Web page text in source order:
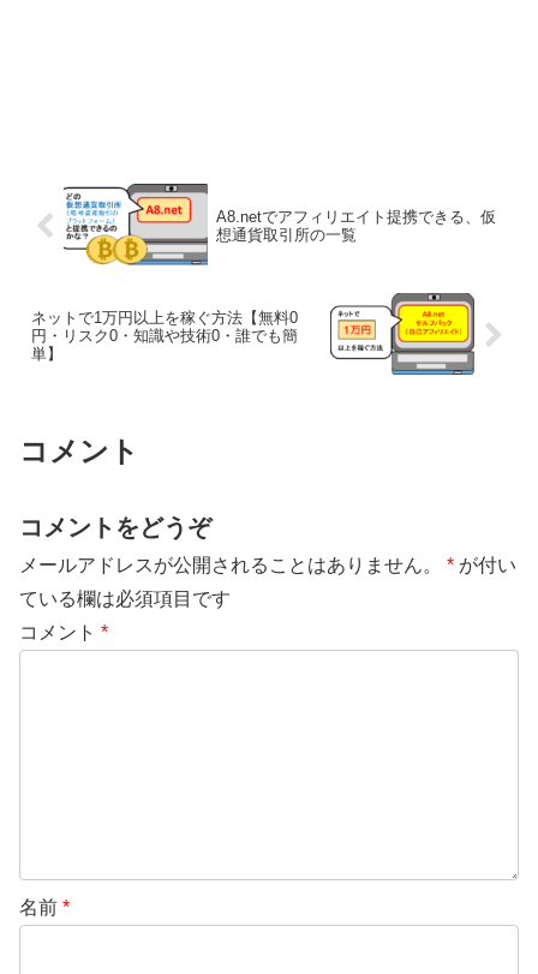
A8.netでアフィリエイト提携できる、仮
想通貨取引所の一覧
ネットで1万円以上を稼ぐ方法【無料0
円・リスク0・知識や技術0・誰でも簡
単】
コメント
コメントをどうぞ
メールアドレスが公開されることはありません。 * が付い
ている欄は必須項目です
コメント *
名前 *